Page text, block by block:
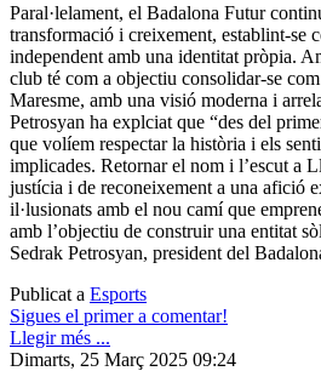
Paral·lelament, el Badalona Futur
transformació i creixement, establint-se
independent amb una identitat pròpia.
club té com a objectiu consolidar-se
Maresme, amb una visió moderna i
Petrosyan ha explciat que “des del
que volíem respectar la història i els
implicades. Retornar el nom i l’escut a
justícia i de reconeixement a una afició
il·lusionats amb el nou camí que
amb l’objectiu de construir una entitat
Sedrak Petrosyan, president del
Publicat a Esports
Sigues el primer a comentar!
Llegir més ...
Dimarts, 25 Març 2025 09:24